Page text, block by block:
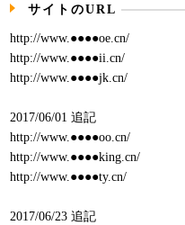
サイトのURL
http://www.●●●●oe.cn/
http://www.●●●●ii.cn/
http://www.●●●●jk.cn/
2017/06/01 追記
http://www.●●●●oo.cn/
http://www.●●●●king.cn/
http://www.●●●●ty.cn/
2017/06/23 追記